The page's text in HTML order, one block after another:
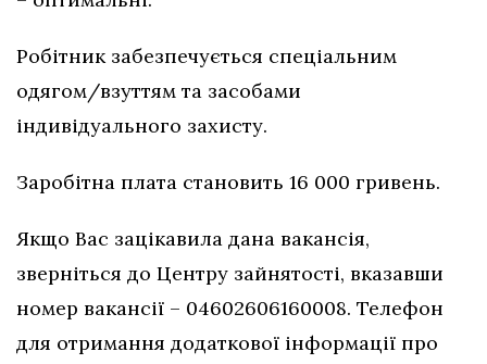
Робітник забезпечується спеціальним
одягом/взуттям та засобами
індивідуального захисту.
Заробітна плата становить 16 000 гривень.
Якщо Вас зацікавила дана вакансія,
зверніться до Центру зайнятості, вказавши
номер вакансії – 04602606160008. Телефон
для отримання додаткової інформації про